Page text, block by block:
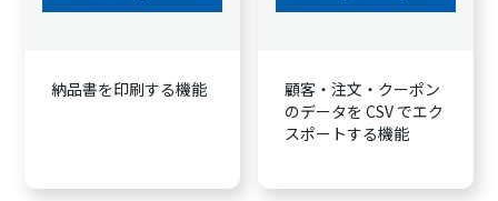
納品書を印刷する機能
顧客・注文・クーポン
のデータを CSV でエク
スポートする機能